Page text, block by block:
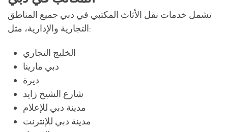
تشمل خدمات نقل الأثاث المكتبي في دبي جميع المناطق
التجارية والإدارية، مثل:
الخليج التجاري
دبي مارينا
ديرة
شارع الشيخ زايد
مدينة دبي للإعلام
مدينة دبي للإنترنت